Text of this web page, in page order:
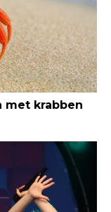
met krabben